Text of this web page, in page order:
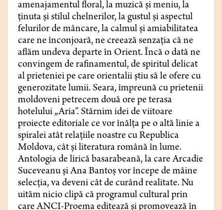
amenajamentul floral, la muzică și meniu, la
ținuta și stilul chelnerilor, la gustul și aspectul
felurilor de mâncare, la calmul și amiabilitatea
care ne înconjoară, ne creează senzația că ne
aflăm undeva departe în Orient. Încă o dată ne
convingem de rafinamentul, de spiritul delicat
al prieteniei pe care orientalii știu să le ofere cu
generozitate lumii. Seara, împreună cu prietenii
moldoveni petrecem două ore pe terasa
hotelului „Aria”. Stârnim idei de viitoare
proiecte editoriale ce vor înălța pe o altă linie a
spiralei atât relațiile noastre cu Republica
Moldova, cât și literatura română în lume.
Antologia de lirică basarabeană, la care Arcadie
Suceveanu și Ana Bantoș vor începe de mâine
selecția, va deveni cât de curând realitate. Nu
uităm nicio clipă că programul cultural prin
care ANCI-Proema editează și promovează în